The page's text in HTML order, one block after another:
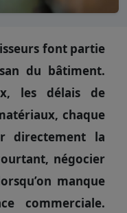
font partie
du bâtiment.
les délais de
chaque
directement la
négocier
manque
commerciale.